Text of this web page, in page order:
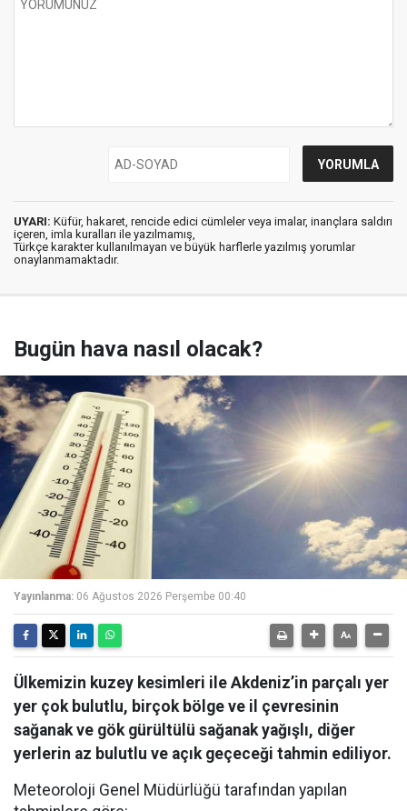
UYARI: Küfür, hakaret, rencide edici cümleler veya imalar, inançlara saldırı
içeren, imla kuralları ile yazılmamış,
Türkçe karakter kullanılmayan ve büyük harflerle yazılmış yorumlar
onaylanmamaktadır.
Bugün hava nasıl olacak?
Yayınlanma: 06 Ağustos 2026 Perşembe 00:40
Ülkemizin kuzey kesimleri ile Akdeniz’in parçalı yer
yer çok bulutlu, birçok bölge ve il çevresinin
sağanak ve gök gürültülü sağanak yağışlı, diğer
yerlerin az bulutlu ve açık geçeceği tahmin ediliyor.
Meteoroloji Genel Müdürlüğü tarafından yapılan